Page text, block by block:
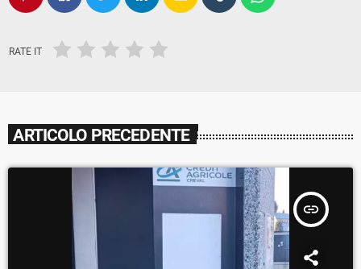
RATE IT
ARTICOLO PRECEDENTE
insert_link